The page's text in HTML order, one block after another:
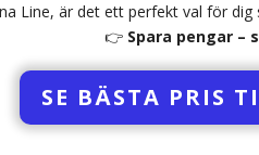
Line, är det ett perfekt val för
👉 Spara pengar –
SE BÄSTA PRIS